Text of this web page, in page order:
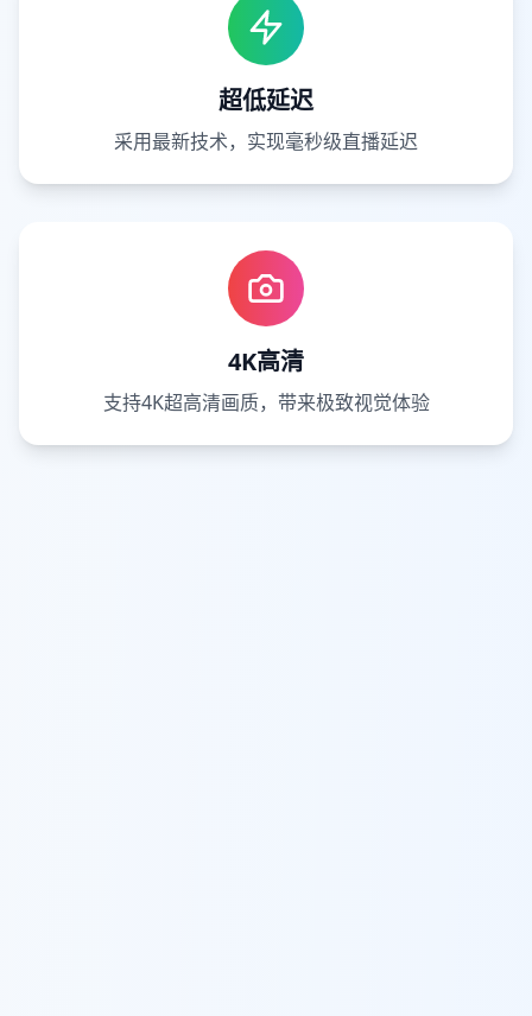
超低延迟
采用最新技术，实现毫秒级直播延迟
4K高清
支持4K超高清画质，带来极致视觉体验